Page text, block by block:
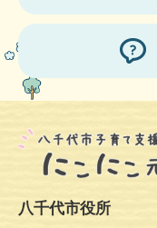
八千代市役所